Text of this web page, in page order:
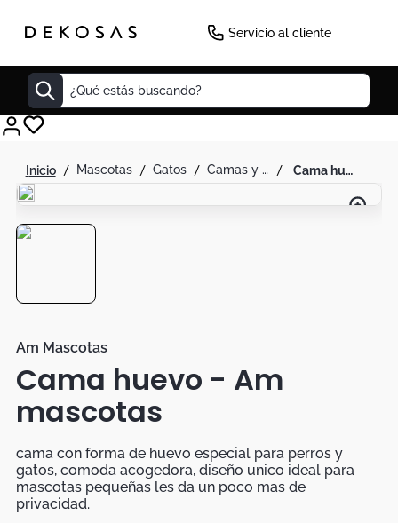
Servicio al cliente
¿Qué estás buscando?
mascotas gatos camas y cunas cama huevo - am mascotas
Am Mascotas
Cama huevo - Am
mascotas
cama con forma de huevo especial para perros y
gatos, comoda acogedora, diseño unico ideal para
mascotas pequeñas les da un poco mas de
privacidad.
Decoracion
Cuadro
Sillas
Duvet